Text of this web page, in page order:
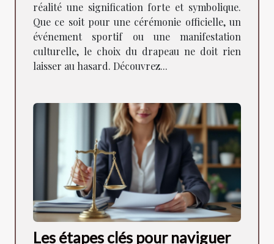
réalité une signification forte et symbolique.
Que ce soit pour une cérémonie officielle, un
événement sportif ou une manifestation
culturelle, le choix du drapeau ne doit rien
laisser au hasard. Découvrez...
Les étapes clés pour naviguer